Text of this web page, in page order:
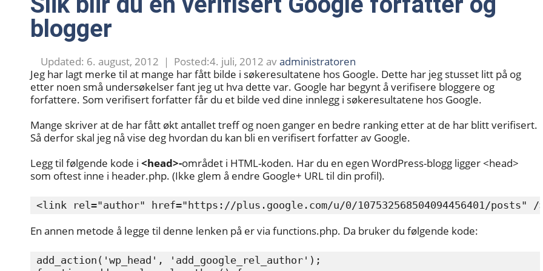
blogger
6. august, 2012 4. juli, 2012 avadministratoren
Jeg har lagt merke til at mange har fått bilde i søkeresultatene hos Google. Dette har jeg stusset litt på og
etter noen små undersøkelser fant jeg ut hva dette var. Google har begynt å verifisere bloggere og
forfattere. Som verifisert forfatter får du et bilde ved dine innlegg i søkeresultatene hos Google.
Mange skriver at de har fått økt antallet treff og noen ganger en bedre ranking etter at de har blitt verifisert.
Så derfor skal jeg nå vise deg hvordan du kan bli en verifisert forfatter av Google.
Legg til følgende kode i <head>-området i HTML-koden. Har du en egen WordPress-blogg ligger <head>
som oftest inne i header.php. (Ikke glem å endre Google+ URL til din profil).
<link rel="author" href="https://plus.google.com/u/0/107532568504094456401/posts" /
En annen metode å legge til denne lenken på er via functions.php. Da bruker du følgende kode:
add_action('wp_head', 'add_google_rel_author');